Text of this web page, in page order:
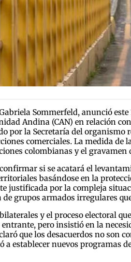
Sommerfeld, anunció
Andina (CAN) en relación
por la Secretaría del organismo
comerciales. La medida de
colombianas y el gravamen
si se acatará el
basándose en la
justificada por la compleja
grupos armados irregulares
y el proceso electoral
pero insistió en la
que los desacuerdos no son
a establecer nuevos programas